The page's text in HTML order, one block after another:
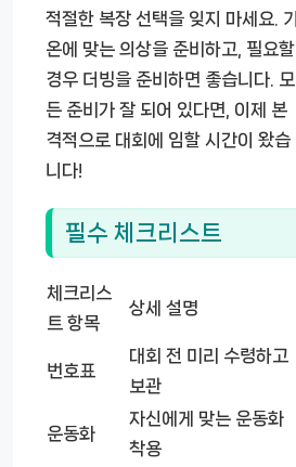
적절한 복장 선택을 잊지 마세요. 기
온에 맞는 의상을 준비하고, 필요할
경우 더빙을 준비하면 좋습니다. 모
든 준비가 잘 되어 있다면, 이제 본
격적으로 대회에 임할 시간이 왔습
니다!
필수 체크리스트
체크리스
트 항목
상세 설명
번호표
대회 전 미리 수령하고
보관
운동화
자신에게 맞는 운동화
착용